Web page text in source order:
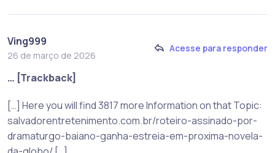
Ving999
26 de março de 2026
Acesse para responder
… [Trackback]
[…] Here you will find 3817 more Information on that Topic:
salvadorentretenimento.com.br/roteiro-assinado-por-
dramaturgo-baiano-ganha-estreia-em-proxima-novela-